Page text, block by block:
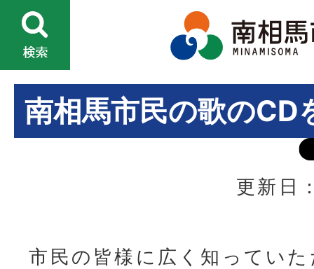
南相馬市民の歌のCD
更新日
市民の皆様に広く知ってい